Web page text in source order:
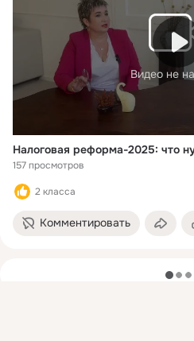
Видео не
Налоговая реформа-2025: что
157 просмотров
2 класса
Комментировать